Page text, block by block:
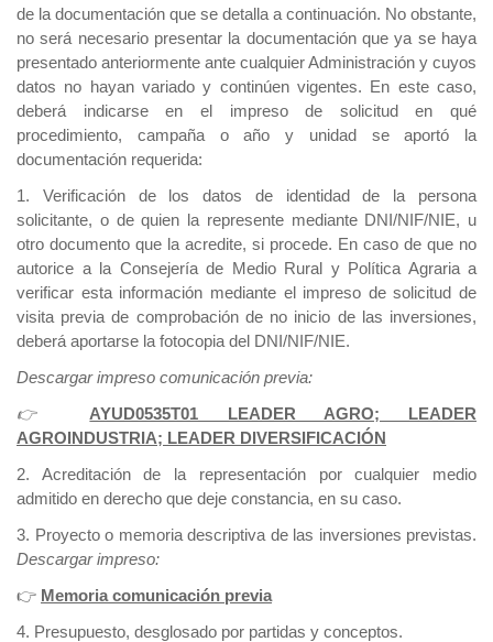
de la documentación que se detalla a continuación. No obstante,
no será necesario presentar la documentación que ya se haya
presentado anteriormente ante cualquier Administración y cuyos
datos no hayan variado y continúen vigentes. En este caso,
deberá indicarse en el impreso de solicitud en qué
procedimiento, campaña o año y unidad se aportó la
documentación requerida:
1. Verificación de los datos de identidad de la persona
solicitante, o de quien la represente mediante DNI/NIF/NIE, u
otro documento que la acredite, si procede. En caso de que no
autorice a la Consejería de Medio Rural y Política Agraria a
verificar esta información mediante el impreso de solicitud de
visita previa de comprobación de no inicio de las inversiones,
deberá aportarse la fotocopia del DNI/NIF/NIE.
Descargar impreso comunicación previa:
👉 AYUD0535T01 LEADER AGRO; LEADER
AGROINDUSTRIA; LEADER DIVERSIFICACIÓN
2. Acreditación de la representación por cualquier medio
admitido en derecho que deje constancia, en su caso.
3. Proyecto o memoria descriptiva de las inversiones previstas.
Descargar impreso:
👉 Memoria comunicación previa
4. Presupuesto, desglosado por partidas y conceptos.